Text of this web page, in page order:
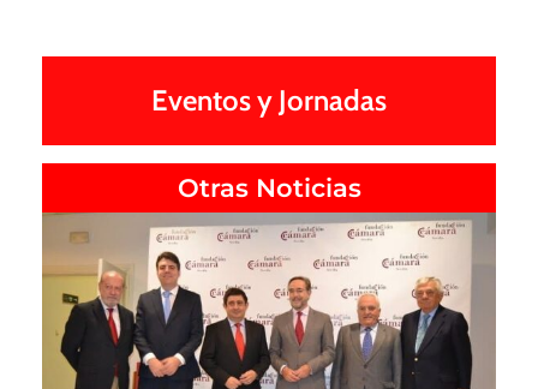
Eventos y Jornadas
Otras Noticias